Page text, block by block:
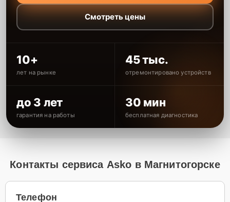
Смотреть цены
10+
лет на рынке
45 тыс.
отремонтировано устройств
до 3 лет
гарантия на работы
30 мин
бесплатная диагностика
Контакты сервиса Asko в Магнитогорске
Телефон